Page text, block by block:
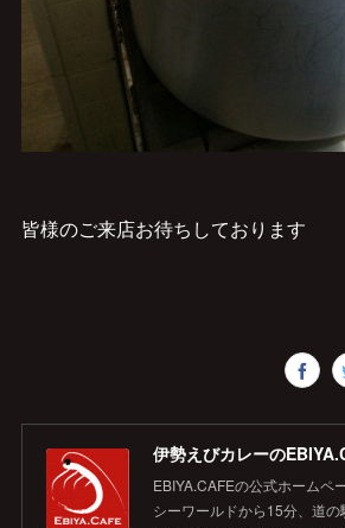
皆様のご来店お待ちしております
EBIYA.CAFEの公式ホームペ
シーワールドから15分、道